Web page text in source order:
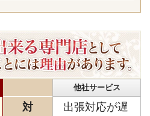
他社サービス
対
出張対応が遅